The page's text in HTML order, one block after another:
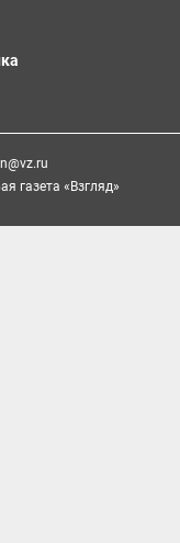
газета «Взгляд»